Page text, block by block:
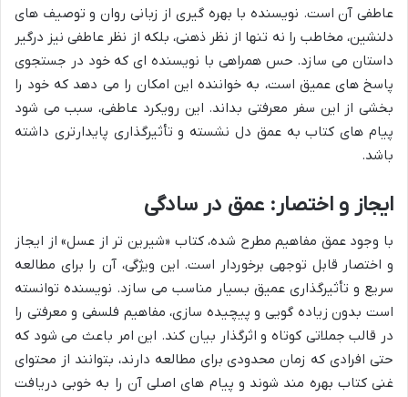
عاطفی آن است. نویسنده با بهره گیری از زبانی روان و توصیف های
دلنشین، مخاطب را نه تنها از نظر ذهنی، بلکه از نظر عاطفی نیز درگیر
داستان می سازد. حس همراهی با نویسنده ای که خود در جستجوی
پاسخ های عمیق است، به خواننده این امکان را می دهد که خود را
بخشی از این سفر معرفتی بداند. این رویکرد عاطفی، سبب می شود
پیام های کتاب به عمق دل نشسته و تأثیرگذاری پایدارتری داشته
باشد.
ایجاز و اختصار: عمق در سادگی
با وجود عمق مفاهیم مطرح شده، کتاب «شیرین تر از عسل» از ایجاز
و اختصار قابل توجهی برخوردار است. این ویژگی، آن را برای مطالعه
سریع و تأثیرگذاری عمیق بسیار مناسب می سازد. نویسنده توانسته
است بدون زیاده گویی و پیچیده سازی، مفاهیم فلسفی و معرفتی را
در قالب جملاتی کوتاه و اثرگذار بیان کند. این امر باعث می شود که
حتی افرادی که زمان محدودی برای مطالعه دارند، بتوانند از محتوای
غنی کتاب بهره مند شوند و پیام های اصلی آن را به خوبی دریافت